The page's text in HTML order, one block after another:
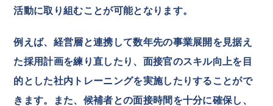
活動に取り組むことが可能となります。
例えば、経営層と連携して数年先の事業展開を見据え
た採用計画を練り直したり、面接官のスキル向上を目
的とした社内トレーニングを実施したりすることがで
きます。また、候補者との面接時間を十分に確保し、